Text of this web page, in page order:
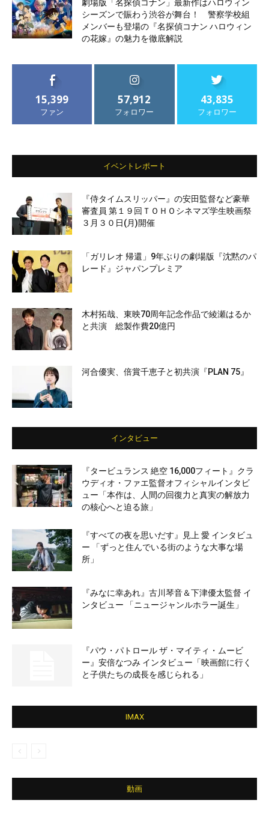
劇場版「名探偵コナン」最新作はハロウィン
シーズンで賑わう渋谷が舞台！ 警察学校組
メンバーも登場の『名探偵コナン ハロウィン
の花嫁』の魅力を徹底解説
15,399
ファン
57,912
フォロワー
43,835
フォロワー
イベントレポート
『侍タイムスリッパー』の安田監督など豪華
審査員 第１９回ＴＯＨＯシネマズ学生映画祭
３月３０日(月)開催
「ガリレオ 帰還」9年ぶりの劇場版『沈黙のパ
レード』ジャパンプレミア
木村拓哉、東映70周年記念作品で綾瀬はるか
と共演 総製作費20億円
河合優実、倍賞千恵子と初共演『PLAN 75』
インタビュー
『タービュランス 絶空 16,000フィート』クラ
ウディオ・ファエ監督オフィシャルインタビ
ュー「本作は、人間の回復力と真実の解放力
の核心へと迫る旅」
『すべての夜を思いだす』見上 愛 インタビュ
ー 「ずっと住んでいる街のような大事な場
所」
『みなに幸あれ』古川琴音＆下津優太監督 イ
ンタビュー 「ニュージャンルホラー誕生」
『パウ・パトロール ザ・マイティ・ムービ
ー』安倍なつみ インタビュー「映画館に行く
と子供たちの成長を感じられる」
IMAX
動画